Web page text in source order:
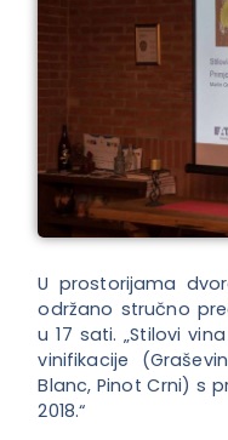
U prostorijama
održano stručno
u 17 sati. „Stilovi
vinifikacije
Blanc, Pinot Crni) s
2018.“